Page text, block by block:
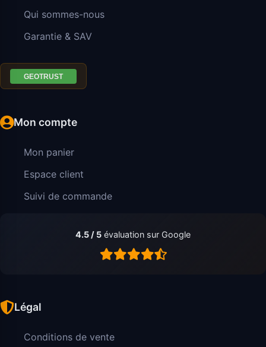
Qui sommes-nous
Garantie & SAV
Mon compte
Mon panier
Espace client
Suivi de commande
4.5 / 5 évaluation sur Google
Légal
Conditions de vente